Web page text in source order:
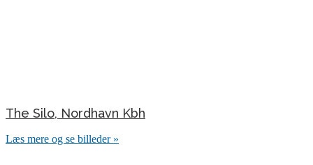
The Silo, Nordhavn Kbh
Læs mere og se billeder »